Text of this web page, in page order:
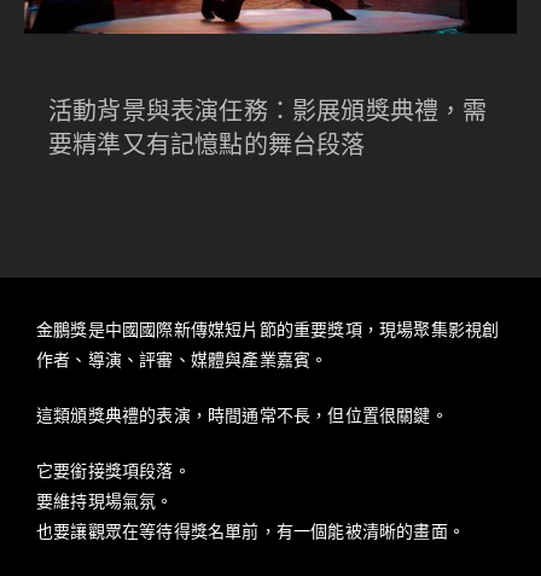
活動背景與表演任務：影展頒獎典禮，需
要精準又有記憶點的舞台段落
金鵬獎是中國國際新傳媒短片節的重要獎項，現場聚集影視創
作者、導演、評審、媒體與產業嘉賓。
這類頒獎典禮的表演，時間通常不長，但位置很關鍵。
它要銜接獎項段落。
要維持現場氣氛。
也要讓觀眾在等待得獎名單前，有一個能被清晰的畫面。